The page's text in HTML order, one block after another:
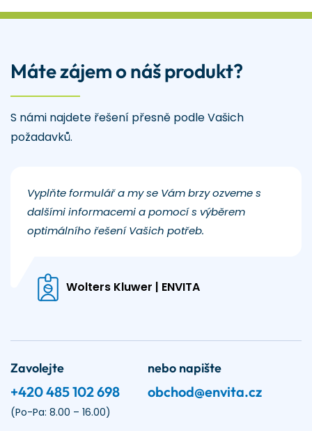
Máte zájem o náš produkt?
S námi najdete řešení přesně podle Vašich
požadavků.
Vyplňte formulář a my se Vám brzy ozveme s
dalšími informacemi a pomocí s výběrem
optimálního řešení Vašich potřeb.
Wolters Kluwer | ENVITA
Zavolejte
+420 485 102 698
(Po-Pa: 8.00 – 16.00)
nebo napište
obchod@envita.cz